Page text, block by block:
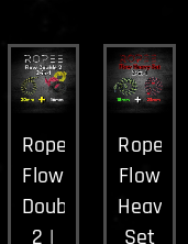
Ropee
Flow
Double
2 |
Ropee
Flow
Heavy
Set